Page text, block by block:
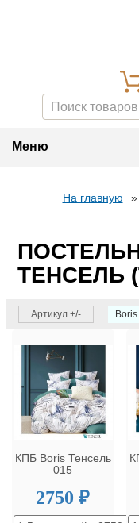
Меню
На главную »
ТЕНСЕЛЬ
Артикул +/- Boris
КПБ Boris Тенсель
015
2750 ₽